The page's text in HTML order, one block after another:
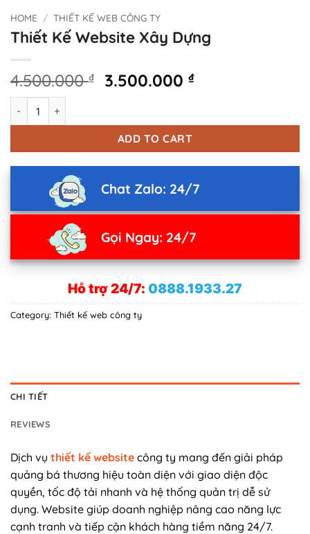
HOME / THIẾT KẾ WEB CÔNG TY
Thiết Kế Website Xây Dựng
4.500.000₫
Original
4.500.000 ₫.
3.500.000₫Current
3.500.000 ₫.
ADD TO CART
Chat Zalo: 24/7
Gọi Ngay: 24/7
Hỗ trợ 24/7: 0888.1933.27
Category: Thiết kế web công ty
CHI TIẾT
REVIEWS
Dịch vụ thiết kế website công ty mang đến giải pháp
quảng bá thương hiệu toàn diện với giao diện độc
quyền, tốc độ tải nhanh và hệ thống quản trị dễ sử
dụng. Website giúp doanh nghiệp nâng cao năng lực
cạnh tranh và tiếp cận khách hàng tiềm năng 24/7.